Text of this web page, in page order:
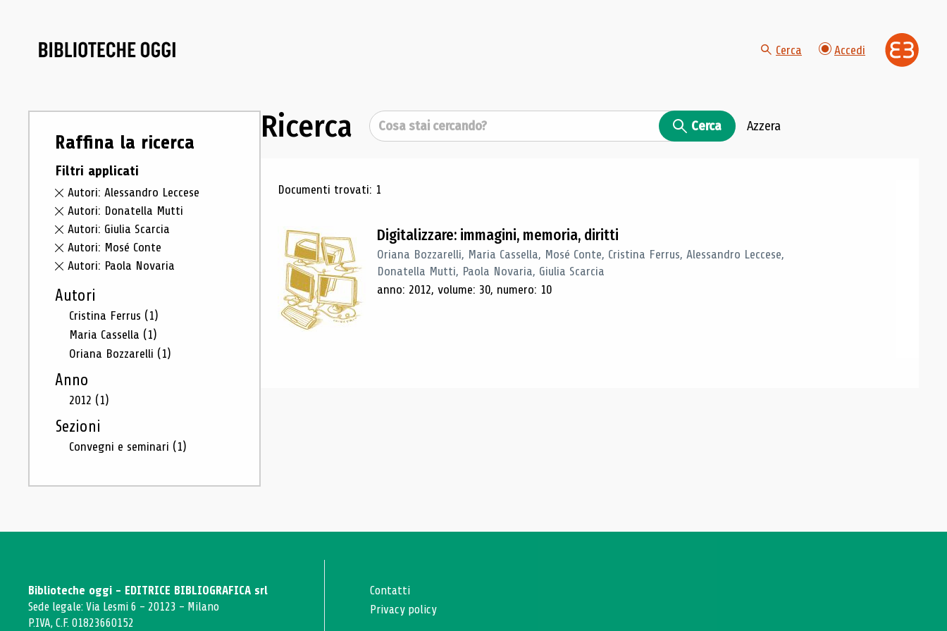
Cerca Accedi
Raffina la ricerca
Filtri applicati
Autori: Alessandro Leccese
Autori: Donatella Mutti
Autori: Giulia Scarcia
Autori: Mosé Conte
Autori: Paola Novaria
Autori
Cristina Ferrus (1)
Maria Cassella (1)
Oriana Bozzarelli (1)
Anno
2012 (1)
Sezioni
Convegni e seminari (1)
Ricerca Cerca Cerca Azzera
Risultati di ricerca
Documenti trovati: 1
Digitalizzare: immagini, memoria, diritti
Oriana Bozzarelli, Maria Cassella, Mosé Conte, Cristina Ferrus, Alessandro Leccese,
Donatella Mutti, Paola Novaria, Giulia Scarcia
anno: 2012, volume: 30, numero: 10
Biblioteche oggi - EDITRICE BIBLIOGRAFICA srl
Sede legale: Via Lesmi 6 - 20123 - Milano
P.IVA, C.F. 01823660152
Contatti
Privacy policy